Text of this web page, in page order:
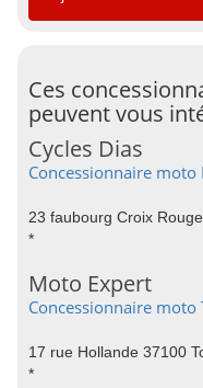
Ces
peuvent vous
Cycles Dias
Concessionnaire moto
23 faubourg Croix
*
Moto Expert
Concessionnaire moto
17 rue Hollande 37100
*